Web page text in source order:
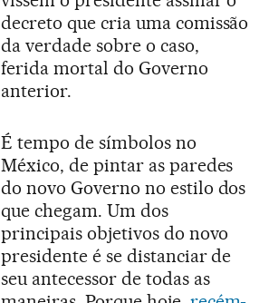
decreto que cria uma comissão
da verdade sobre o caso,
ferida mortal do Governo
anterior.
É tempo de símbolos no
México, de pintar as paredes
do novo Governo no estilo dos
que chegam. Um dos
principais objetivos do novo
presidente é se distanciar de
seu antecessor de todas as